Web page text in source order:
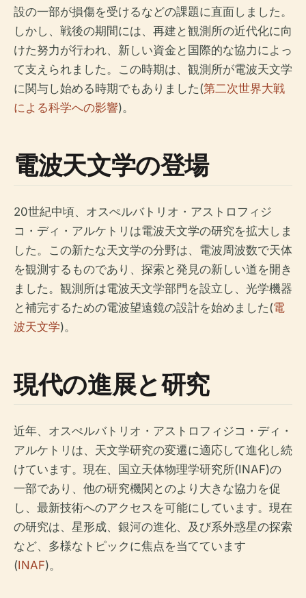
設の一部が損傷を受けるなどの課題に直面しました。
しかし、戦後の期間には、再建と観測所の近代化に向
けた努力が行われ、新しい資金と国際的な協力によっ
て支えられました。この時期は、観測所が電波天文学
に関与し始める時期でもありました(第二次世界大戦
による科学への影響)。
電波天文学の登場
20世紀中頃、オスぺルバトリオ・アストロフィジ
コ・ディ・アルケトリは電波天文学の研究を拡大しま
した。この新たな天文学の分野は、電波周波数で天体
を観測するものであり、探索と発見の新しい道を開き
ました。観測所は電波天文学部門を設立し、光学機器
と補完するための電波望遠鏡の設計を始めました(電
波天文学)。
現代の進展と研究
近年、オスぺルバトリオ・アストロフィジコ・ディ・
アルケトリは、天文学研究の変遷に適応して進化し続
けています。現在、国立天体物理学研究所(INAF)の
一部であり、他の研究機関とのより大きな協力を促
し、最新技術へのアクセスを可能にしています。現在
の研究は、星形成、銀河の進化、及び系外惑星の探索
など、多様なトピックに焦点を当てています
(INAF)。